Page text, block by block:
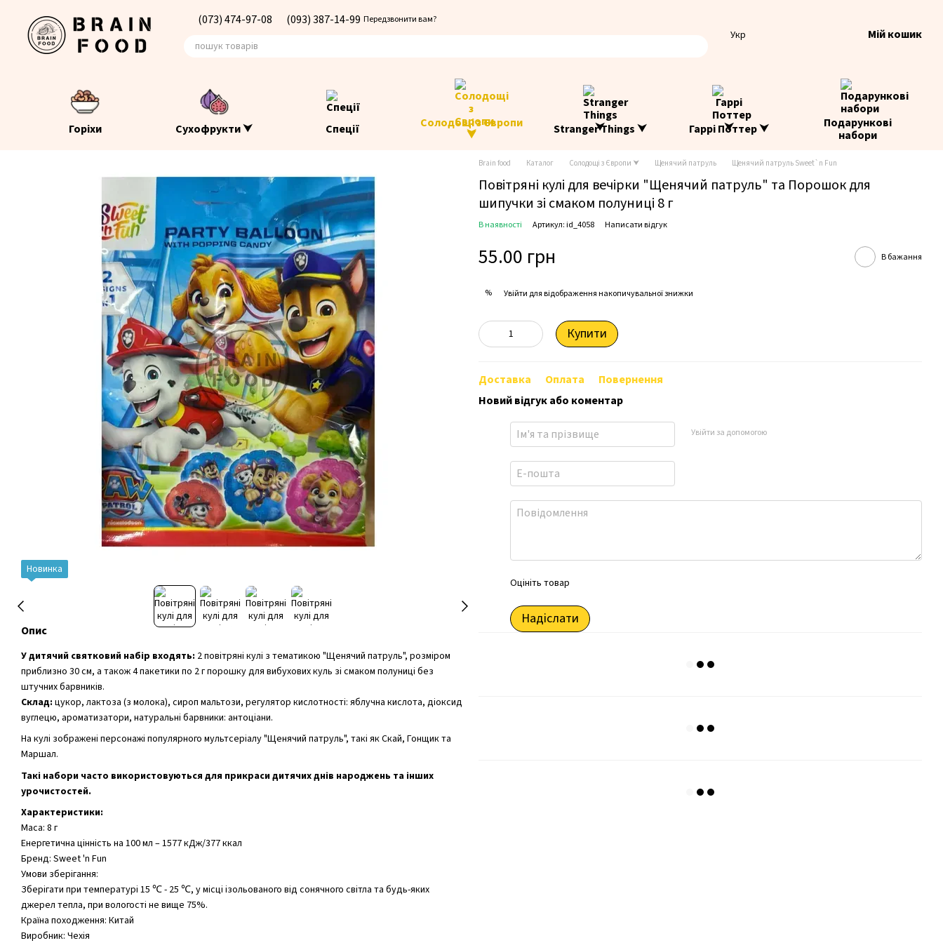
(073) 474-97-08 (093) 387-14-99 Передзвонити вам?
Укр Мій кошик
Горіхи Сухофрукти ⮟ Спеції
Солодощі з Європи
⮟
Stranger Things ⮟ Гаррі Поттер ⮟
Подарункові
набори
Новинка
Опис
У дитячий святковий набір входять: 2 повітряні кулі з тематикою "Щенячий патруль", розміром
приблизно 30 см, а також 4 пакетики по 2 г порошку для вибухових куль зі смаком полуниці без
штучних барвників.
Склад: цукор, лактоза (з молока), сироп мальтози, регулятор кислотності: яблучна кислота, діоксид
вуглецю, ароматизатори, натуральні барвники: антоціани.
На кулі зображені персонажі популярного мультсеріалу "Щенячий патруль", такі як Скай, Гонщик та
Маршал.
Такі набори часто використовуються для прикраси дитячих днів народжень та інших
урочистостей.
Характеристики:
Маса: 8 г
Енергетична цінність на 100 мл – 1577 кДж/377 ккал
Бренд: Sweet 'n Fun
Умови зберігання:
Зберігати при температурі 15 ℃ - 25 ℃, у місці ізольованого від сонячного світла та будь-яких
джерел тепла, при вологості не вище 75%.
Країна походження: Китай
Виробник: Чехія
Brain food Каталог Солодощі з Європи ⮟ Щенячий патруль Щенячий патруль Sweet`n Fun
Повітряні кулі для вечірки "Щенячий патруль" та Порошок для
шипучки зі смаком полуниці 8 г
В наявності Артикул: id_4058 Написати відгук
55.00 грн В бажання
% Увійтидля відображення накопичувальної знижки
Купити
Доставка Оплата
Повернення
Новий відгук або коментар
Увійти за допомогою
Оцініть товар
Надіслати